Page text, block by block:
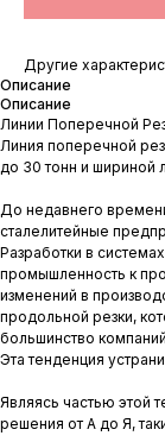
Другие
Описание
Описание
Линии Поперечной
Линия поперечной
до 30 тонн и шириной
До недавнего
сталелитейные
Разработки в
промышленность к
изменений в
продольной резки,
большинство
Эта тенденция
Являясь частью этой
решения от А до Я,